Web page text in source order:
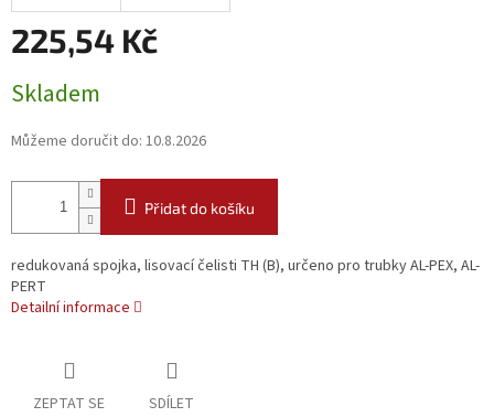
225,54 Kč
cena:
Skladem
Můžeme doručit do: 10.8.2026
Přidat do košíku
redukovaná spojka, lisovací čelisti TH (B), určeno pro trubky AL-PEX, AL-
PERT
Detailní informace
ZEPTAT SE SDÍLET